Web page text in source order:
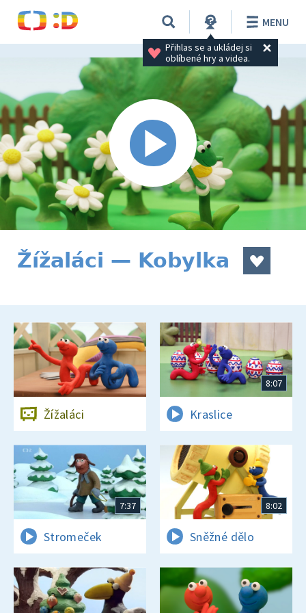
Přihlas se a ukládej si
oblíbené hry a videa.
MENU
Žížaláci — Kobylka
Žížaláci
8:07
Kraslice
7:37
Stromeček
8:02
Sněžné dělo